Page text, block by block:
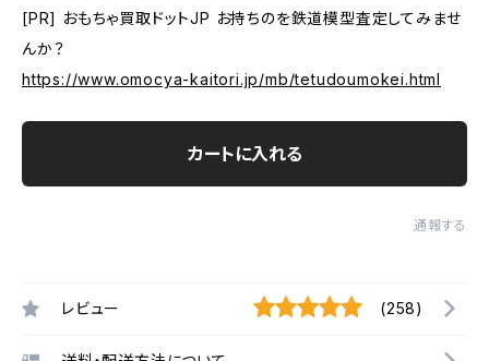
[PR] おもちゃ買取ドットJP お持ちのを鉄道模型査定してみませ
んか？
https://www.omocya-kaitori.jp/mb/tetudoumokei.html
カートに入れる
通報する
レビュー (258)